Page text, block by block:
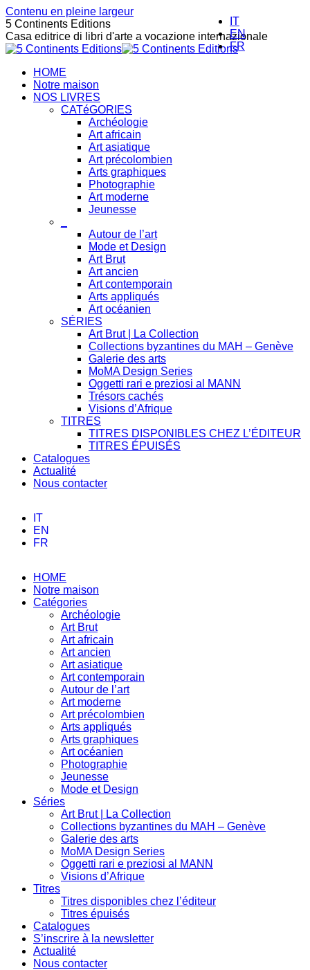
Contenu en pleine largeur
IT
EN
FR
5 Continents Editions
Casa editrice di libri d'arte a vocazione internazionale
HOME
Notre maison
NOS LIVRES
CATéGORIES
Archéologie
Art africain
Art asiatique
Art précolombien
Arts graphiques
Photographie
Art moderne
Jeunesse
Autour de l’art
Mode et Design
Art Brut
Art ancien
Art contemporain
Arts appliqués
Art océanien
SÉRIES
Art Brut | La Collection
Collections byzantines du MAH – Genève
Galerie des arts
MoMA Design Series
Oggetti rari e preziosi al MANN
Trésors cachés
Visions d’Afrique
TITRES
TITRES DISPONIBLES CHEZ L’ÉDITEUR
TITRES ÉPUISÉS
Catalogues
Actualité
Nous contacter
IT
EN
FR
HOME
Notre maison
Catégories
Archéologie
Art Brut
Art africain
Art ancien
Art asiatique
Art contemporain
Autour de l’art
Art moderne
Art précolombien
Arts appliqués
Arts graphiques
Art océanien
Photographie
Jeunesse
Mode et Design
Séries
Art Brut | La Collection
Collections byzantines du MAH – Genève
Galerie des arts
MoMA Design Series
Oggetti rari e preziosi al MANN
Visions d’Afrique
Titres
Titres disponibles chez l’éditeur
Titres épuisés
Catalogues
S’inscrire à la newsletter
Actualité
Nous contacter